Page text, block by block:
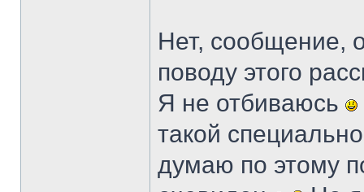
Нет, сообщение,
поводу этого
Я не отбиваюсь
такой
думаю по этому